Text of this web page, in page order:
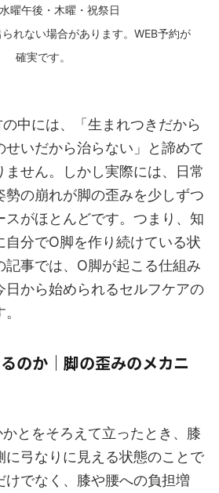
曜午後・木曜・祝祭日
れない場合があります。WEB予約が
確実です。
中には、「生まれつきだから
いだから治らない」と諦めて
ません。しかし実際には、日常
勢の崩れが脚の歪みを少しずつ
スがほとんどです。つまり、知
自分でO脚を作り続けている状
記事では、O脚が起こる仕組み
日から始められるセルフケアの
のか｜脚の歪みのメカニ
とをそろえて立ったとき、膝
に弓なりに見える状態のことで
けでなく、膝や腰への負担増